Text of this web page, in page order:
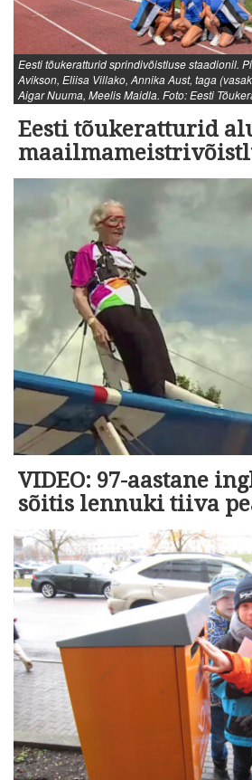
Eesti tõukeratturid sprindivõistluse staadionil.
Avikson, Eliisa Villako, Annika Aust, taga
Aigar Nuuma, Meelis Maidla. Foto: Eesti
Eesti tõukeratturid
VIDEO: 97-aastane
sõitis lennuki tiiva